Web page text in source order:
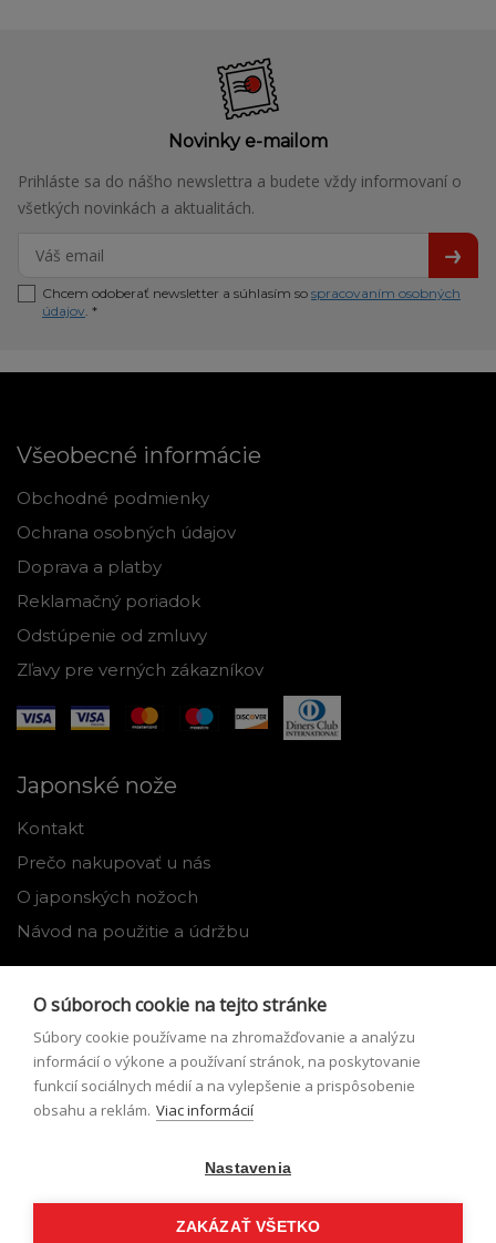
Novinky e-mailom
Prihláste sa do nášho newslettra a budete vždy informovaní o
všetkých novinkách a aktualitách.
Chcem odoberať newsletter a súhlasím so spracovaním osobných
údajov. *
Všeobecné informácie
Obchodné podmienky
Ochrana osobných údajov
Doprava a platby
Reklamačný poriadok
Odstúpenie od zmluvy
Zľavy pre verných zákazníkov
Japonské nože
Kontakt
Prečo nakupovať u nás
O japonských nožoch
Návod na použitie a údržbu
Môj profil
Zabudnuté heslo
Formulár pre odstúpenie od zmluvy
O súboroch cookie na tejto stránke
Súbory cookie používame na zhromažďovanie a analýzu
informácií o výkone a používaní stránok, na poskytovanie
funkcií sociálnych médií a na vylepšenie a prispôsobenie
obsahu a reklám. Viac informácií
Nastavenia
ZAKÁZAŤ VŠETKO